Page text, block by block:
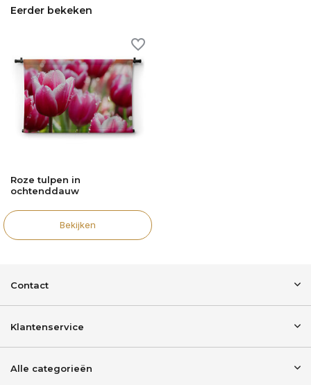
Eerder bekeken
Roze tulpen in
ochtenddauw
Bekijken
Contact
Klantenservice
Alle categorieën